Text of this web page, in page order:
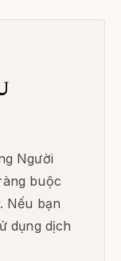
Người
buộc
Nếu bạn
dụng dịch